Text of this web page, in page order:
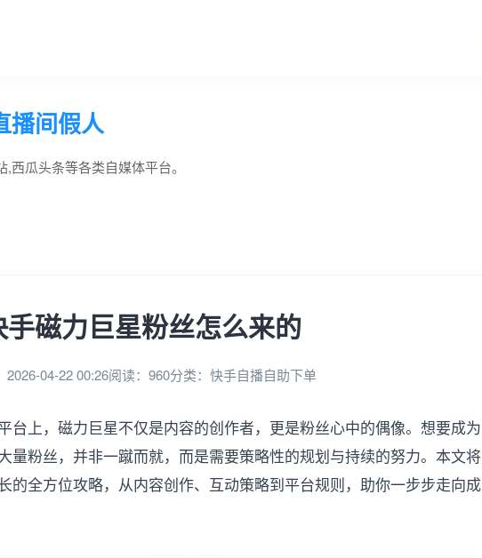
播间假人
西瓜头条等各类自媒体平台。
手磁力巨星粉丝怎么来的
2026-04-22 00:26阅读：960分类： 快手自播自助下单
台上，磁力巨星不仅是内容的创作者，更是粉丝心中的偶像。想要成为
量粉丝，并非一蹴而就，而是需要策略性的规划与持续的努力。本文将
的全方位攻略，从内容创作、互动策略到平台规则，助你一步步走向成